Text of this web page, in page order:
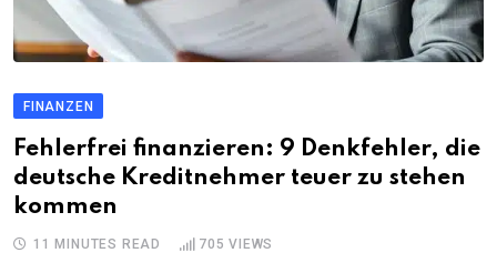
FINANZEN
Fehlerfrei finanzieren: 9 Denkfehler, die
deutsche Kreditnehmer teuer zu stehen
kommen
11 MINUTES READ 705 VIEWS